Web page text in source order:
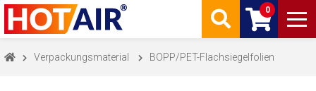
0
Verpackungsmaterial BOPP/PET-Flachsiegelfolien